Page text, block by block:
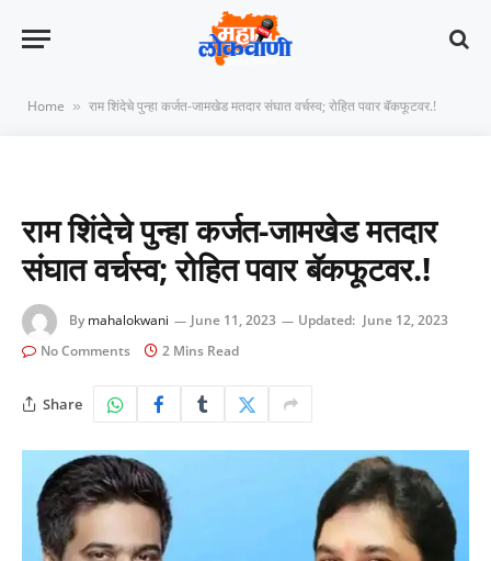
Home » राम शिंदेचे पुन्हा कर्जत-जामखेड मतदार संघात वर्चस्व; रोहित पवार बॅकफूटवर.!
राम शिंदेचे पुन्हा कर्जत-जामखेड मतदार
संघात वर्चस्व; रोहित पवार बॅकफूटवर.!
By mahalokwani June 11, 2023 Updated: June 12, 2023
No Comments
2 Mins Read
Share